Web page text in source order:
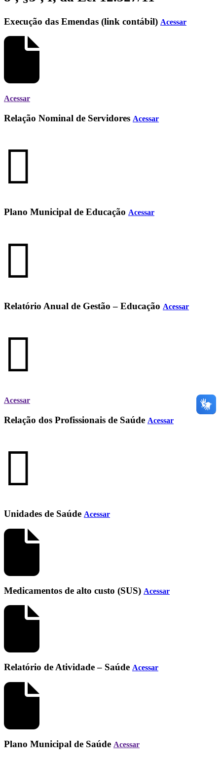
Execução das Emendas (link contábil) Acessar
Acessar
Relação Nominal de Servidores Acessar
Plano Municipal de Educação Acessar
Relatório Anual de Gestão – Educação Acessar
Acessar
Relação dos Profissionais de Saúde Acessar
Unidades de Saúde Acessar
Medicamentos de alto custo (SUS) Acessar
Relatório de Atividade – Saúde Acessar
Plano Municipal de Saúde Acessar